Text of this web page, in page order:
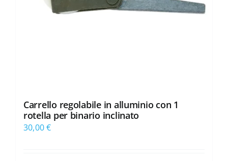
Carrello regolabile in alluminio con 1
rotella per binario inclinato
30,00€